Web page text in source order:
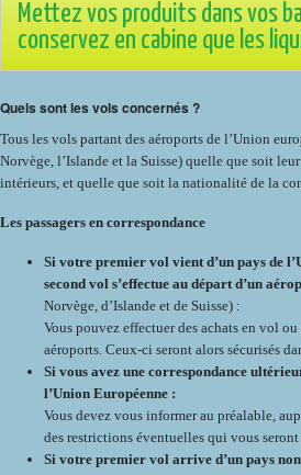
Mettez vos produits dans vos
conservez en cabine que les
Quels sont les vols concernés ?
Tous les vols partant des aéroports de l’Union
Norvège, l’Islande et la Suisse) quelle que soit
intérieurs, et quelle que soit la nationalité de la
Les passagers en correspondance
Si votre premier vol vient d’un pays de
second vol s’effectue au départ d’un
Norvège, d’Islande et de Suisse) :
Vous pouvez effectuer des achats en vol
aéroports. Ceux-ci seront alors sécurisés
Si vous avez une correspondance
l’Union Européenne :
Vous devez vous informer au préalable,
des restrictions éventuelles qui vous seront
Si votre premier vol arrive d’un pays